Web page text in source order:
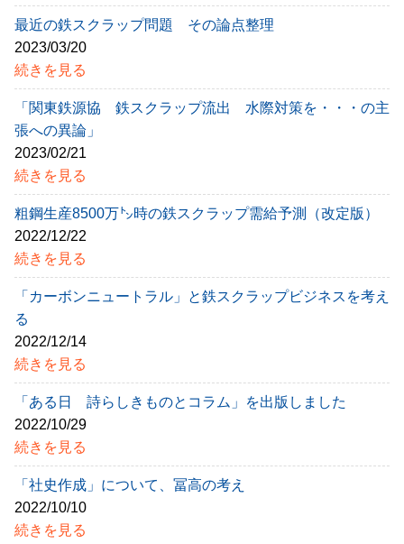
最近の鉄スクラップ問題 その論点整理
2023/03/20
続きを見る
「関東鉄源協 鉄スクラップ流出 水際対策を・・・の主
張への異論」
2023/02/21
続きを見る
粗鋼生産8500万㌧時の鉄スクラップ需給予測（改定版）
2022/12/22
続きを見る
「カーボンニュートラル」と鉄スクラップビジネスを考え
る
2022/12/14
続きを見る
「ある日 詩らしきものとコラム」を出版しました
2022/10/29
続きを見る
「社史作成」について、冨高の考え
2022/10/10
続きを見る